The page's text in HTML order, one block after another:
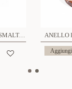
ANELLO ELASTICO SMALTATO - SW24464A183